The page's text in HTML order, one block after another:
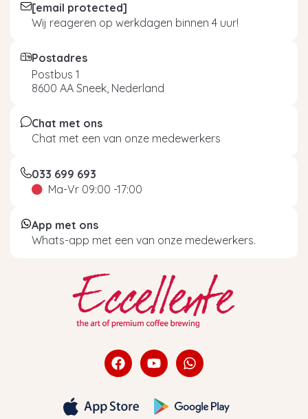
[email protected]
Wij reageren op werkdagen binnen 4 uur!
Postadres
Postbus 1
8600 AA Sneek, Nederland
Chat met ons
Chat met een van onze medewerkers
033 699 693
Ma-Vr 09:00 -17:00
App met ons
Whats-app met een van onze medewerkers.